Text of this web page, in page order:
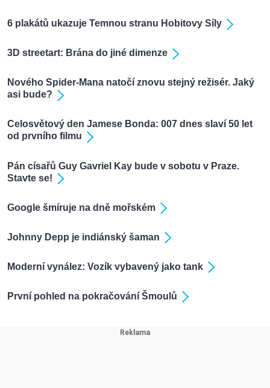
6 plakátů ukazuje Temnou stranu Hobitovy Síly
3D streetart: Brána do jiné dimenze
Nového Spider-Mana natočí znovu stejný režisér. Jaký
asi bude?
Celosvětový den Jamese Bonda: 007 dnes slaví 50 let
od prvního filmu
Pán císařů Guy Gavriel Kay bude v sobotu v Praze.
Stavte se!
Google šmíruje na dně mořském
Johnny Depp je indiánský šaman
Moderní vynález: Vozík vybavený jako tank
První pohled na pokračování Šmoulů